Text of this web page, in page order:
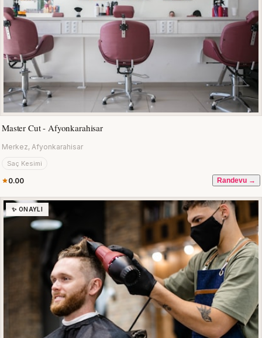
Master Cut - Afyonkarahisar
Merkez, Afyonkarahisar
Saç Kesimi
0.00 Randevu →
✨ ONAYLI